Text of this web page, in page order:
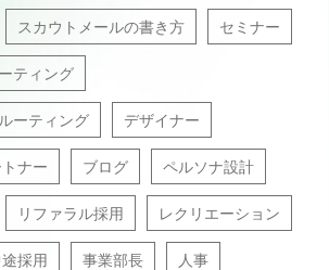
スカウトメールの書き方 セミナー
ティング
ーティング デザイナー
ナー ブログ ペルソナ設計
リファラル採用 レクリエーション
採用 事業部長 人事